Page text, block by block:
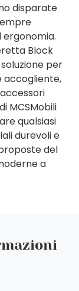
disparate
Block
per
MCSMobili
qualsiasi
durevoli e
del
a